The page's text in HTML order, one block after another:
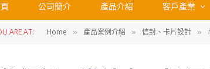
公司簡介 產品介紹 客戶產業
ARE AT: Home » 產品案例介紹 » 信封、卡片設計 »